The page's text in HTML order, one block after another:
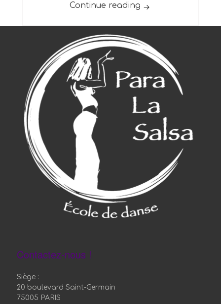
Continue reading « Portes ouvertes
Contactez-nous !
Siège :
20 boulevard Saint-Germain
75005 PARIS